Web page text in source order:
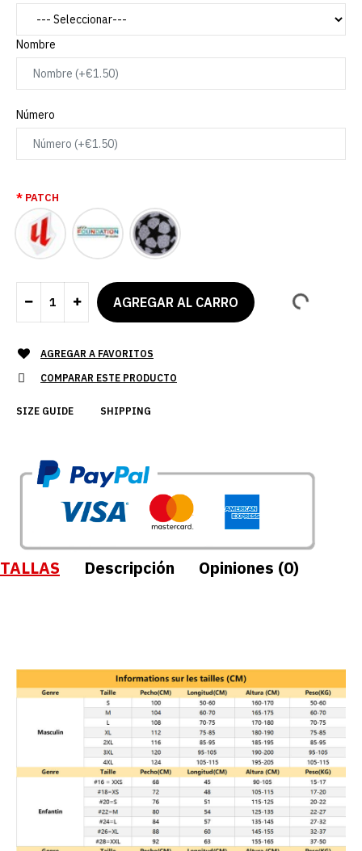
Nombre
Número
PATCH
AGREGAR A FAVORITOS
COMPARAR ESTE PRODUCTO
SIZE GUIDE SHIPPING
TALLAS Descripción Opiniones (0)